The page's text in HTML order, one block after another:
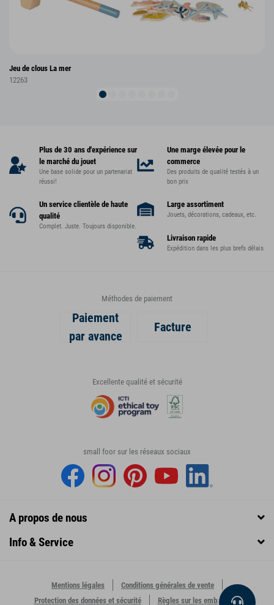
Jeu de clous La mer
12263
Plus de 30 ans d'expérience sur
le marché du jouet
Une base solide pour un partenariat
réussi!
Une marge élevée pour le
commerce
Des produits de qualité testés à un
bon prix
Un service clientèle de haute
qualité
Complet. Juste. Toujours disponible.
Large assortiment
Jouets, décorations, cadeaux, etc.
Livraison rapide
Expédition dans les plus brefs délais
Méthodes de paiement
Paiement
par avance
Facture
Excellente qualité et sécurité
small foor sur les réseaux sociaux
A propos de nous
Info & Service
Mentions légales
Conditions générales de vente
Protection des données et sécurité
Règles sur les emballages